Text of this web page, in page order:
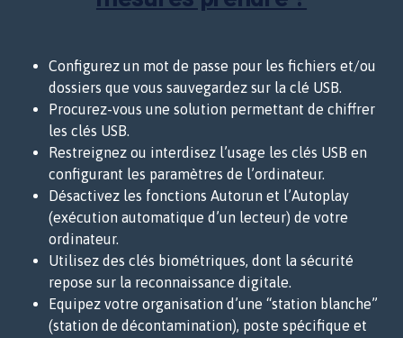
Configurez un mot de passe pour les fichiers et/ou
dossiers que vous sauvegardez sur la clé USB.
Procurez-vous une solution permettant de chiffrer
les clés USB.
Restreignez ou interdisez l’usage les clés USB en
configurant les paramètres de l’ordinateur.
Désactivez les fonctions Autorun et l’Autoplay
(exécution automatique d’un lecteur) de votre
ordinateur.
Utilisez des clés biométriques, dont la sécurité
repose sur la reconnaissance digitale.
Equipez votre organisation d’une “station blanche”
(station de décontamination), poste spécifique et